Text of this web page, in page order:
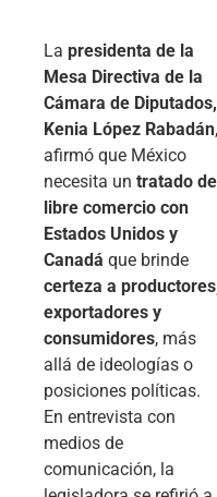
La presidenta de la
Mesa Directiva de la
Cámara de Diputados,
Kenia López Rabadán,
afirmó que México
necesita un tratado de
libre comercio con
Estados Unidos y
Canadá que brinde
certeza a
exportadores y
consumidores, más
allá de ideologías o
posiciones políticas.
En entrevista con
medios de
comunicación, la